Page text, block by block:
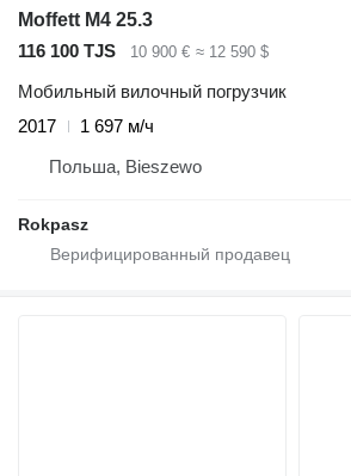
Moffett M4 25.3
116 100 TJS
10 900 € ≈ 12 590 $
Мобильный вилочный погрузчик
2017
1 697 м/ч
Польша, Bieszewo
Rokpasz